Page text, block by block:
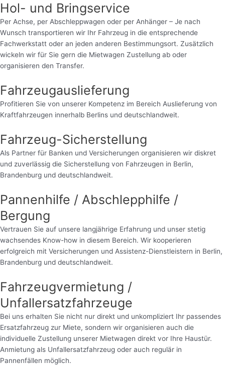
Hol- und Bringservice
Per Achse, per Abschleppwagen oder per Anhänger – Je nach
Wunsch transportieren wir Ihr Fahrzeug in die entsprechende
Fachwerkstatt oder an jeden anderen Bestimmungsort. Zusätzlich
wickeln wir für Sie gern die Mietwagen Zustellung ab oder
organisieren den Transfer.
Fahrzeugauslieferung
Profitieren Sie von unserer Kompetenz im Bereich Auslieferung von
Kraftfahrzeugen innerhalb Berlins und deutschlandweit.
Fahrzeug-Sicherstellung
Als Partner für Banken und Versicherungen organisieren wir diskret
und zuverlässig die Sicherstellung von Fahrzeugen in Berlin,
Brandenburg und deutschlandweit.
Pannenhilfe / Abschlepphilfe /
Bergung
Vertrauen Sie auf unsere langjährige Erfahrung und unser stetig
wachsendes Know-how in diesem Bereich. Wir kooperieren
erfolgreich mit Versicherungen und Assistenz-Dienstleistern in Berlin,
Brandenburg und deutschlandweit.
Fahrzeugvermietung /
Unfallersatzfahrzeuge
Bei uns erhalten Sie nicht nur direkt und unkompliziert Ihr passendes
Ersatzfahrzeug zur Miete, sondern wir organisieren auch die
individuelle Zustellung unserer Mietwagen direkt vor Ihre Haustür.
Anmietung als Unfallersatzfahrzeug oder auch regulär in
Pannenfällen möglich.